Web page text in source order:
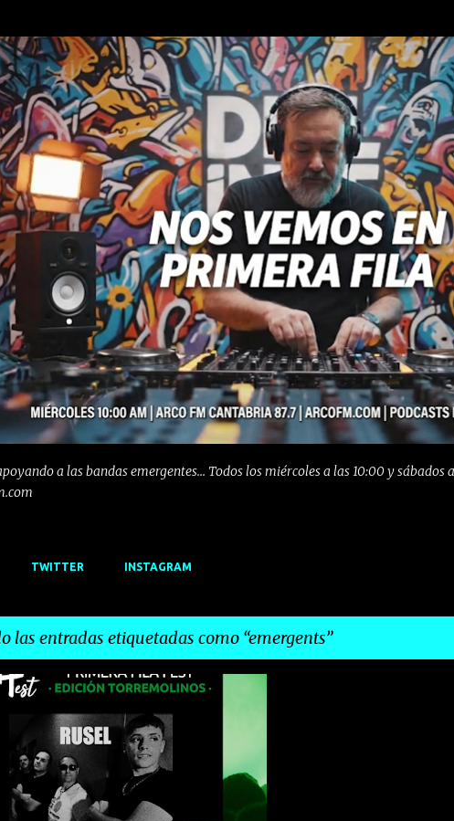
a las bandas emergentes... Todos los miércoles a las 10:00 y sábados
TWITTER INSTAGRAM
las entradas etiquetadas como emergents